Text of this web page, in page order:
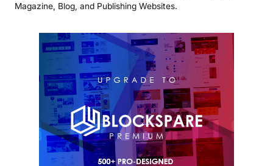
Magazine, Blog, and Publishing Websites.